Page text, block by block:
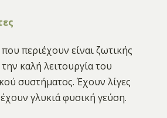
περιέχουν είναι ζωτικής
καλή λειτουργία του
συστήματος. Έχουν λίγες
γλυκιά φυσική γεύση.